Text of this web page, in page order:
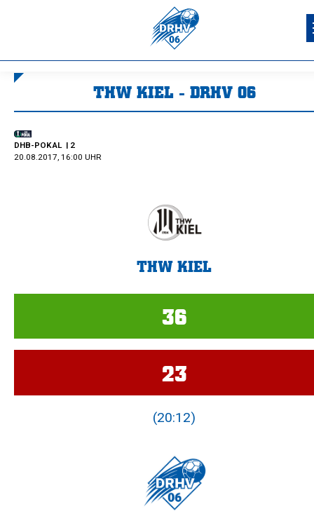
THW KIEL - DRHV 06
DHB-POKAL | 2
20.08.2017, 16:00 UHR
THW KIEL
36
23
(20:12)